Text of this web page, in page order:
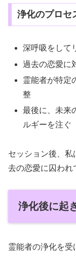
浄化のプロセ
深呼吸をして
過去の恋愛に
霊能者が特定
整
最後に、未来
ルギーを注ぐ
セッション後、私
去の恋愛に囚われ
浄化後に起
霊能者の浄化を受